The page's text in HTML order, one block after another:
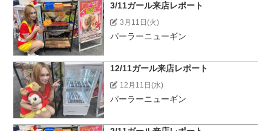
3/11ガール来店レポート
3月11日(火)
パーラーニューギン
12/11ガール来店レポート
12月11日(水)
パーラーニューギン